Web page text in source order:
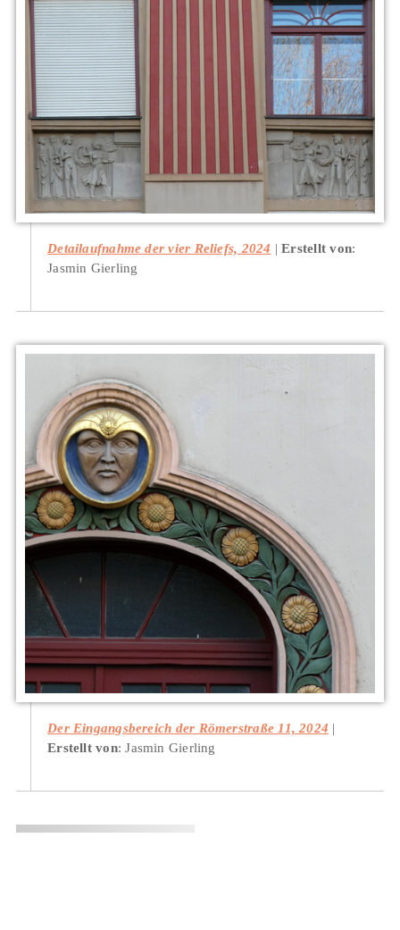
Detailaufnahme der vier Reliefs, 2024 Erstellt von:
Jasmin Gierling
Der Eingangsbereich der Römerstraße 11, 2024
Erstellt von: Jasmin Gierling